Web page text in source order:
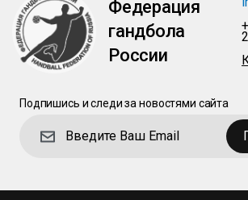
Федерация
гандбола
России
Подпишись и следи за новостями сайта